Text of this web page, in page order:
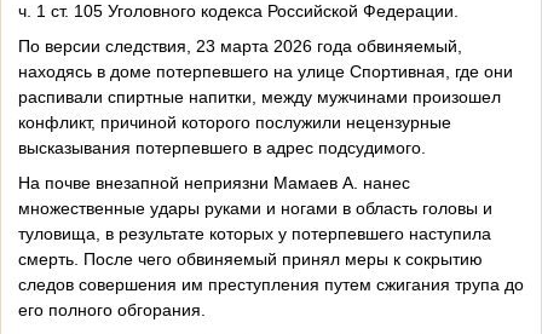
ч. 1 ст. 105 Уголовного кодекса Российской Федерации.
По версии следствия, 23 марта 2026 года обвиняемый,
находясь в доме потерпевшего на улице Спортивная, где они
распивали спиртные напитки, между мужчинами произошел
конфликт, причиной которого послужили нецензурные
высказывания потерпевшего в адрес подсудимого.
На почве внезапной неприязни Мамаев А. нанес
множественные удары руками и ногами в область головы и
туловища, в результате которых у потерпевшего наступила
смерть. После чего обвиняемый принял меры к сокрытию
следов совершения им преступления путем сжигания трупа до
его полного обгорания.